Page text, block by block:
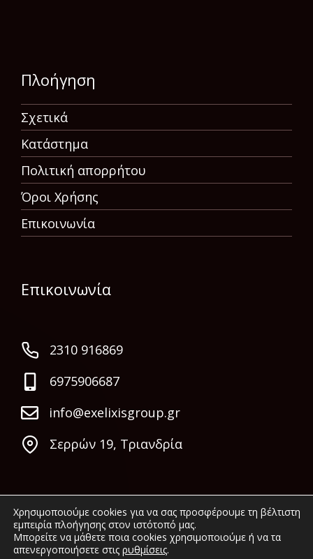
Πλοήγηση
Σχετικά
Κατάστημα
Πολιτική απορρήτου
Όροι Χρήσης
Επικοινωνία
Επικοινωνία
2310 916869
6975906687
info@exelixisgroup.gr
Σερρών 19, Τριανδρία
© 2022 Exelixis Group. All rights reserved.
Χρησιμοποιούμε cookies για να σας προσφέρουμε τη βέλτιστη
εμπειρία πλοήγησης στον ιστότοπό μας.
Μπορείτε να μάθετε ποια cookies χρησιμοποιούμε ή να τα
απενεργοποιήσετε στις ρυθμίσεις.